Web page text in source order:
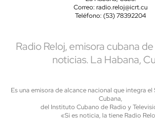
Correo: radio.reloj@icrt.cu
Teléfono: (53) 78392204
Radio Reloj, emisora cubana
noticias. La Habana,
Es una emisora de alcance nacional que integra el
Cubana,
del Instituto Cubano de Radio y
«Si es noticia, la tiene Radio